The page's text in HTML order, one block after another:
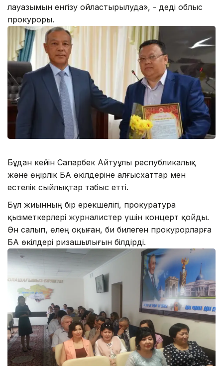
лауазымын енгізу ойластырылуда», - деді облыс
прокуроры.
Бұдан кейін Сапарбек Айтуұлы республикалық
және өңірлік БАҚ өкілдеріне алғысхаттар мен
естелік сыйлықтар табыс етті.
Бұл жиынның бір ерекшелігі, прокуратура
қызметкерлері журналистер үшін концерт қойды.
Ән салып, өлең оқыған, би билеген прокурорларға
БАҚ өкілдері ризашылығын білдірді.